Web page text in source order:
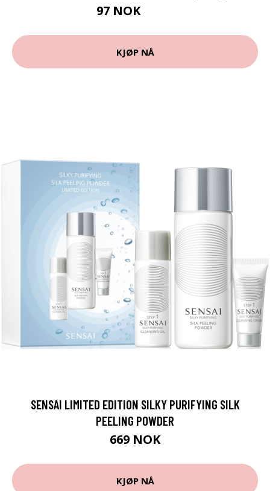
97 NOK
KJØP NÅ
SENSAI LIMITED EDITION SILKY PURIFYING SILK
PEELING POWDER
669 NOK
KJØP NÅ